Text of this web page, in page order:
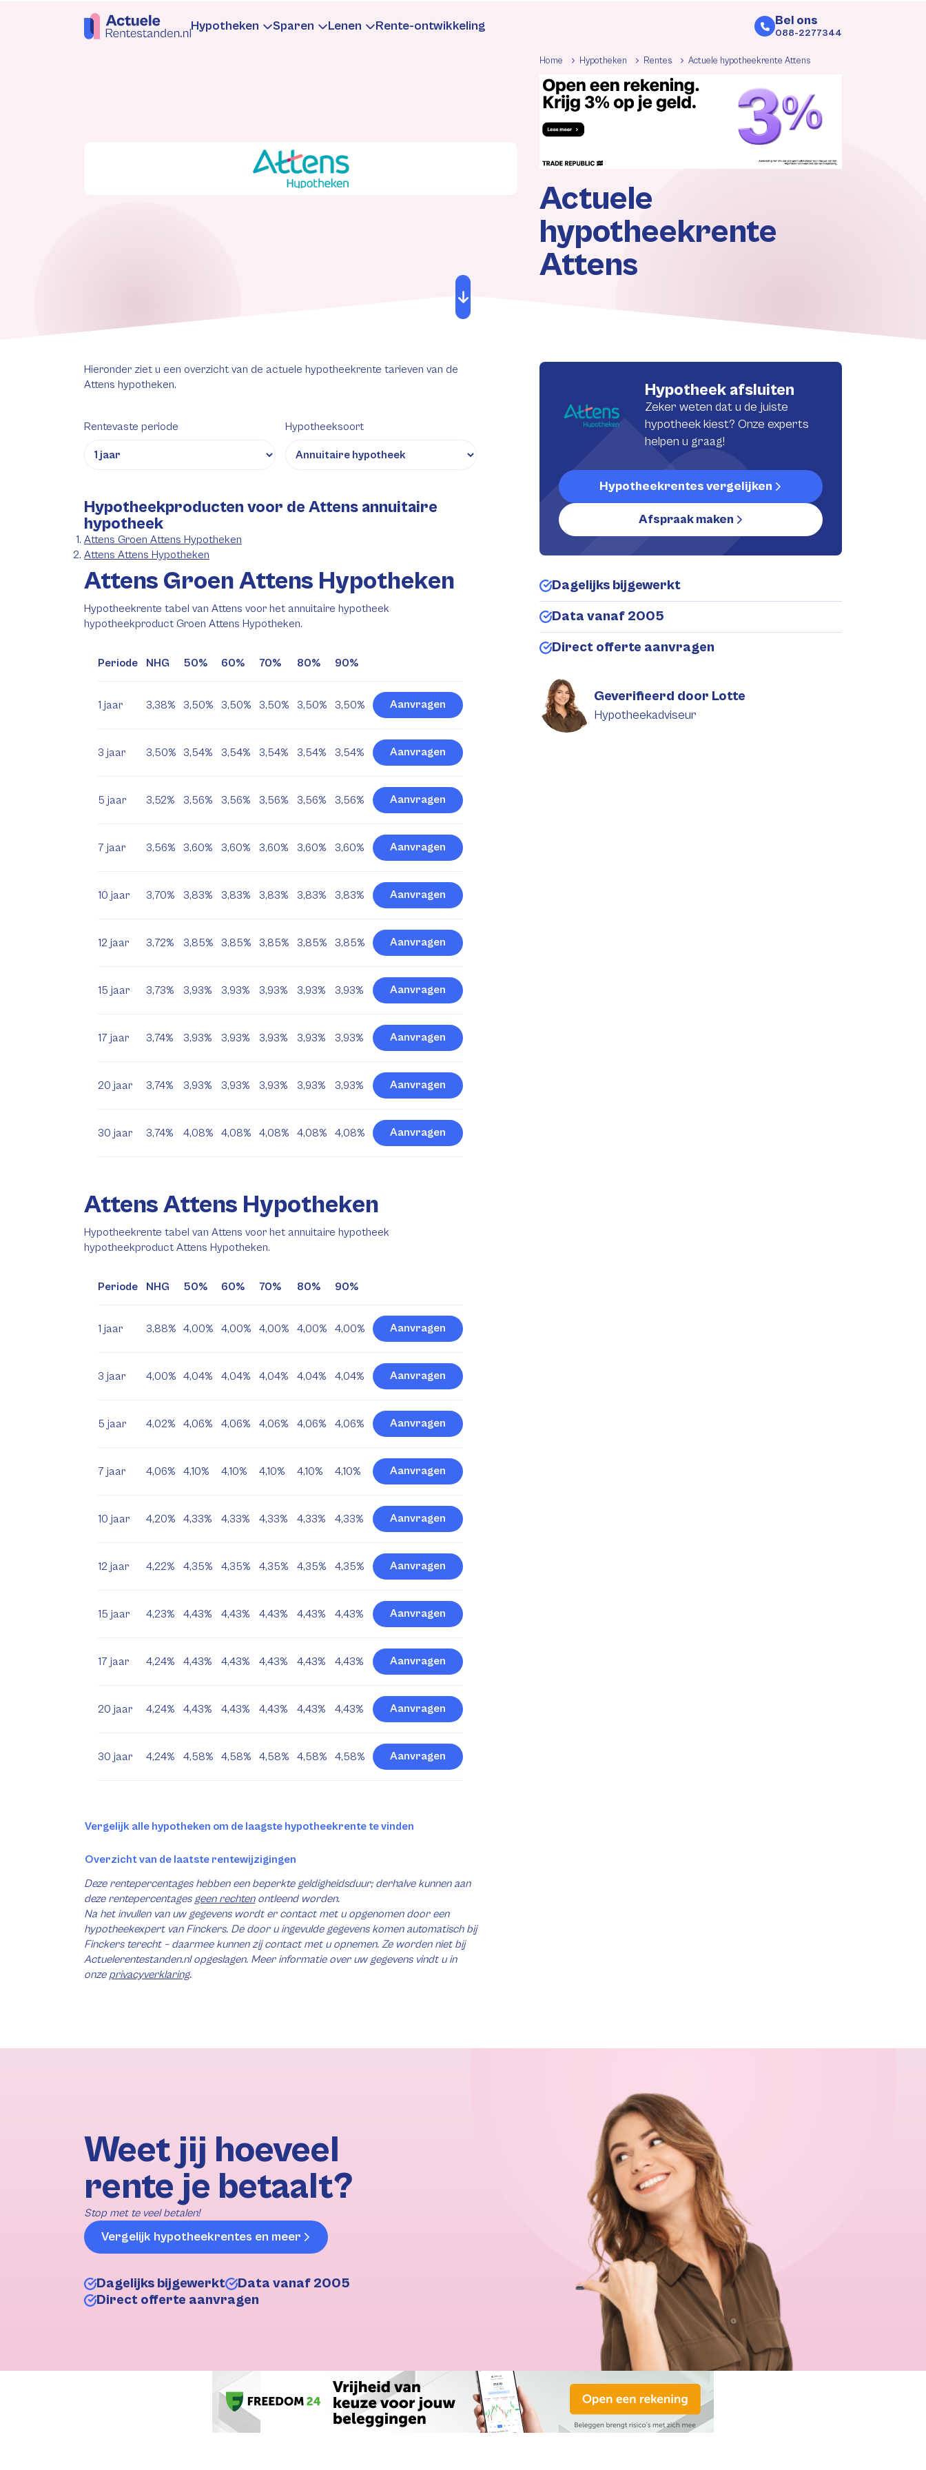
Hypotheken
Hypotheek berekenen
Sparen
Berekenen
Lenen
Berekenen
Rente-ontwikkeling Bel ons
088-2277344
Home Hypotheken Rentes Actuele hypotheekrente Attens
Actuele
hypotheekrente
Attens
Hieronder ziet u een overzicht van de actuele hypotheekrente tarieven van de
Attens hypotheken.
Rentevaste periode Hypotheeksoort
Hypotheekproducten voor de Attens annuitaire
hypotheek
Attens Groen Attens Hypotheken
Attens Attens Hypotheken
Attens Groen Attens Hypotheken
Hypotheekrente tabel van Attens voor het annuitaire hypotheek
hypotheekproduct Groen Attens Hypotheken.
Periode NHG 50% 60% 70% 80% 90%
1 jaar 3,38% 3,50% 3,50% 3,50% 3,50% 3,50% Aanvragen
3 jaar 3,50% 3,54% 3,54% 3,54% 3,54% 3,54% Aanvragen
5 jaar 3,52% 3,56% 3,56% 3,56% 3,56% 3,56% Aanvragen
7 jaar 3,56% 3,60% 3,60% 3,60% 3,60% 3,60% Aanvragen
10 jaar 3,70% 3,83% 3,83% 3,83% 3,83% 3,83% Aanvragen
12 jaar 3,72% 3,85% 3,85% 3,85% 3,85% 3,85% Aanvragen
15 jaar 3,73% 3,93% 3,93% 3,93% 3,93% 3,93% Aanvragen
17 jaar 3,74% 3,93% 3,93% 3,93% 3,93% 3,93% Aanvragen
20 jaar 3,74% 3,93% 3,93% 3,93% 3,93% 3,93% Aanvragen
30 jaar 3,74% 4,08% 4,08% 4,08% 4,08% 4,08% Aanvragen
Attens Attens Hypotheken
Hypotheekrente tabel van Attens voor het annuitaire hypotheek
hypotheekproduct Attens Hypotheken.
Periode NHG 50% 60% 70% 80% 90%
1 jaar 3,88% 4,00% 4,00% 4,00% 4,00% 4,00% Aanvragen
3 jaar 4,00% 4,04% 4,04% 4,04% 4,04% 4,04% Aanvragen
5 jaar 4,02% 4,06% 4,06% 4,06% 4,06% 4,06% Aanvragen
7 jaar 4,06% 4,10% 4,10% 4,10% 4,10% 4,10% Aanvragen
10 jaar 4,20% 4,33% 4,33% 4,33% 4,33% 4,33% Aanvragen
12 jaar 4,22% 4,35% 4,35% 4,35% 4,35% 4,35% Aanvragen
15 jaar 4,23% 4,43% 4,43% 4,43% 4,43% 4,43% Aanvragen
17 jaar 4,24% 4,43% 4,43% 4,43% 4,43% 4,43% Aanvragen
20 jaar 4,24% 4,43% 4,43% 4,43% 4,43% 4,43% Aanvragen
30 jaar 4,24% 4,58% 4,58% 4,58% 4,58% 4,58% Aanvragen
Vergelijk alle hypotheken om de laagste hypotheekrente te vinden
Overzicht van de laatste rentewijzigingen
Deze rentepercentages hebben een beperkte geldigheidsduur; derhalve kunnen aan
deze rentepercentages geen rechtenontleend worden.
Na het invullen van uw gegevens wordt er contact met u opgenomen door een
hypotheekexpert van Finckers. De door u ingevulde gegevens komen automatisch bij
Finckers terecht – daarmee kunnen zij contact met u opnemen. Ze worden niet bij
Actuelerentestanden.nl opgeslagen. Meer informatie over uw gegevens vindt u in
onze privacyverklaring.
Hypotheek afsluiten
Zeker weten dat u de juiste
hypotheek kiest? Onze experts
helpen u graag!
Hypotheekrentes vergelijken
Afspraak maken
Dagelijks bijgewerkt
Data vanaf 2005
Direct offerte aanvragen
Geverifieerd door Lotte
Hypotheekadviseur
Weet jij hoeveel
rente je betaalt?
Stop met te veel betalen!
Vergelijk hypotheekrentes en meer
Dagelijks bijgewerkt
Data vanaf 2005
Direct offerte aanvragen